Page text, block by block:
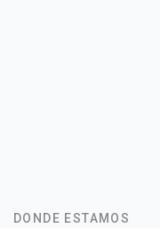
DONDE ESTAMOS